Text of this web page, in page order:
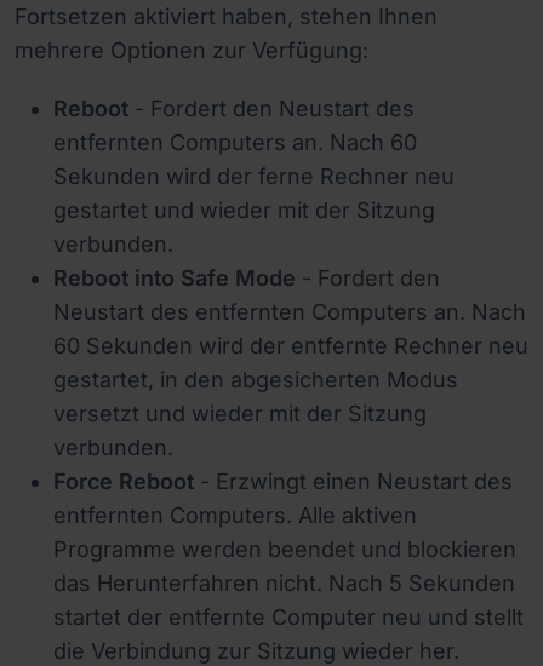
Fortsetzen aktiviert haben, stehen Ihnen
mehrere Optionen zur Verfügung:
Reboot - Fordert den Neustart des
entfernten Computers an. Nach 60
Sekunden wird der ferne Rechner neu
gestartet und wieder mit der Sitzung
verbunden.
Reboot into Safe Mode - Fordert den
Neustart des entfernten Computers an. Nach
60 Sekunden wird der entfernte Rechner neu
gestartet, in den abgesicherten Modus
versetzt und wieder mit der Sitzung
verbunden.
Force Reboot - Erzwingt einen Neustart des
entfernten Computers. Alle aktiven
Programme werden beendet und blockieren
das Herunterfahren nicht. Nach 5 Sekunden
startet der entfernte Computer neu und stellt
die Verbindung zur Sitzung wieder her.